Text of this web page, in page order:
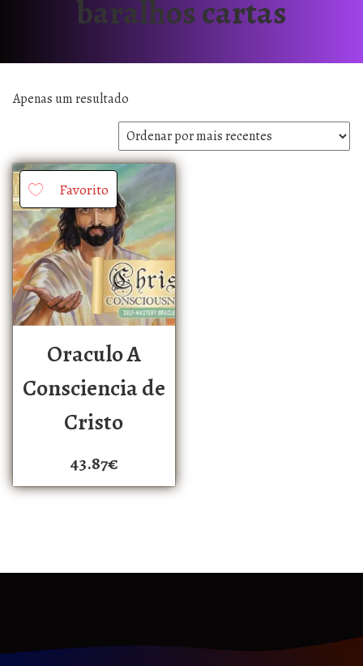
baralhos cartas
Apenas um resultado
Favorito
Oraculo A
Consciencia de
Cristo
43.87€